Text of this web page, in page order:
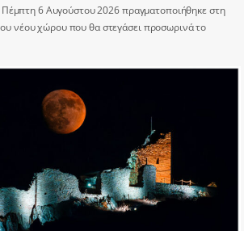
6 Αυγούστου 2026 πραγματοποιήθηκε στη
νέου χώρου που θα στεγάσει προσωρινά το